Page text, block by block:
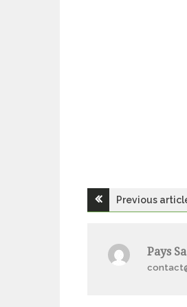
l’article
Previous
Pays